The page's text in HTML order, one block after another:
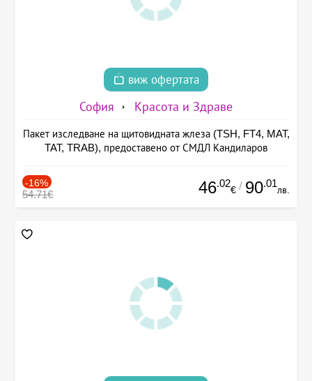
виж офертата
София Красота и Здраве
Пакет изследване на щитовидната жлеза (TSH, FT4, MAT,
TAT, TRAB), предоставено от СМДЛ Кандиларов
-16%
54.71€ 46.02
€ / 90.01
лв.